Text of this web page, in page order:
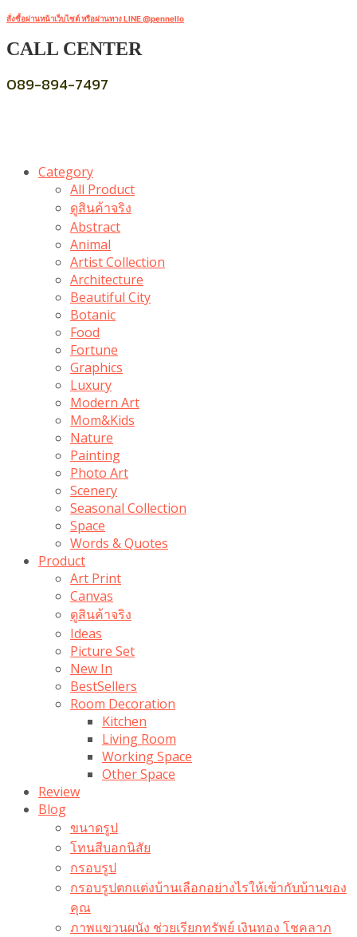
สั่งซื้อผ่านหน้าเว็บไซต์ หรือผ่านทาง LINE @pennello
CALL CENTER
089-894-7497
Category
All Product
ดูสินค้าจริง
Abstract
Animal
Artist Collection
Architecture
Beautiful City
Botanic
Food
Fortune
Graphics
Luxury
Modern Art
Mom&Kids
Nature
Painting
Photo Art
Scenery
Seasonal Collection
Space
Words & Quotes
Product
Art Print
Canvas
ดูสินค้าจริง
Ideas
Picture Set
New In
BestSellers
Room Decoration
Kitchen
Living Room
Working Space
Other Space
Review
Blog
ขนาดรูป
โทนสีบอกนิสัย
กรอบรูป
กรอบรูปตกแต่งบ้านเลือกอย่างไรให้เข้ากับบ้านของ
คุณ
ภาพแขวนผนัง ช่วยเรียกทรัพย์ เงินทอง โชคลาภ